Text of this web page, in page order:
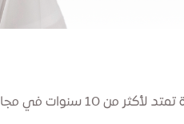
يمتلك راشد محمد خبرة تمتد